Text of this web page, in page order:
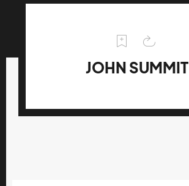
JOHN SUMMIT